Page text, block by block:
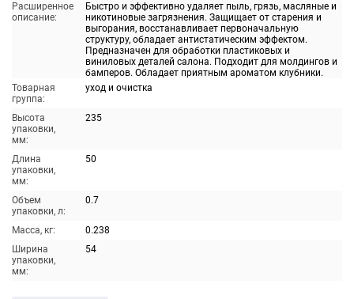
Расширенное
описание:
Быстро и эффективно удаляет пыль, грязь, масляные и
никотиновые загрязнения. Защищает от старения и
выгорания, восстанавливает первоначальную
структуру, обладает антистатическим эффектом.
Предназначен для обработки пластиковых и
виниловых деталей салона. Подходит для молдингов и
бамперов. Обладает приятным ароматом клубники.
Товарная
группа:
уход и очистка
Высота
упаковки,
мм:
235
Длина
упаковки,
мм:
50
Объем
упаковки, л:
0.7
Масса, кг:
0.238
Ширина
упаковки,
мм:
54